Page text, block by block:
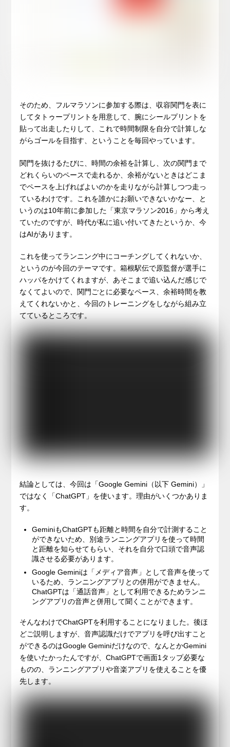
そのため、フルマラソンに参加する際は、収容関門を表に
してタトゥープリントを用意して、腕にシールプリントを
貼って出走したりして、これで時間制限を自分で計算しな
がらゴールを目指す、ということを毎回やっています。
関門を抜けるたびに、時間の余裕を計算し、次の関門まで
どれくらいのペースで走れるか、余裕がないときはどこま
でペースを上げればよいのかを走りながら計算しつつ走っ
ているわけです。これを誰かにお願いできないかなー、と
いうのは10年前に参加した「東京マラソン2016」から考え
ていたのですが、時代が私に追い付いてきたというか、今
はAIがあります。
これを使ってランニング中にコーチングしてくれないか、
というのが今回のテーマです。箱根駅伝で原監督が選手に
ハッパをかけてくれますが、あそこまで追い込んだ感じで
なくてよいので、関門ごとに必要なペース、余裕時間を教
えてくれないかと、今回のトレーニングをしながら組み立
てているところです。
結論としては、今回は「Google Gemini（以下 Gemini）」
ではなく「ChatGPT」を使います。理由がいくつかありま
す。
GeminiもChatGPTも距離と時間を自分で計測すること
ができないため、別途ランニングアプリを使って時間
と距離を知らせてもらい、それを自分で口頭で音声認
識させる必要があります。
Google Geminiは「メディア音声」として音声を使って
いるため、ランニングアプリとの併用ができません。
ChatGPTは「通話音声」として利用できるためランニ
ングアプリの音声と併用して聞くことができます。
そんなわけでChatGPTを利用することになりました。後ほ
どご説明しますが、音声認識だけでアプリを呼び出すこと
ができるのはGoogle Geminiだけなので、なんとかGemini
を使いたかったんですが、ChatGPTで画面1タップ必要な
ものの、ランニングアプリや音楽アプリを使えることを優
先します。